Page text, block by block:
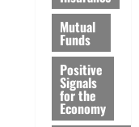
Mutual
Funds
Positive
Signals
for the
Economy